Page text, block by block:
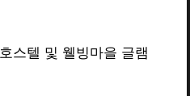
스텔 및 웰빙마을 글램